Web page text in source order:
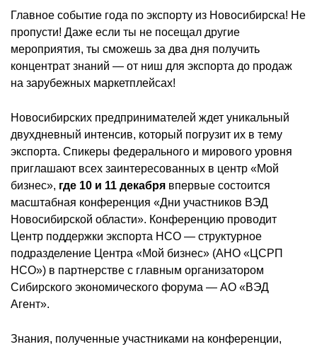
Главное событие года по экспорту из Новосибирска! Не
пропусти! Даже если ты не посещал другие
мероприятия, ты сможешь за два дня получить
концентрат знаний — от ниш для экспорта до продаж
на зарубежных маркетплейсах!
Новосибирских предпринимателей ждет уникальный
двухдневный интенсив, который погрузит их в тему
экспорта. Спикеры федерального и мирового уровня
приглашают всех заинтересованных в центр «Мой
бизнес», где 10 и 11 декабря впервые состоится
масштабная конференция «Дни участников ВЭД
Новосибирской области». Конференцию проводит
Центр поддержки экспорта НСО — структурное
подразделение Центра «Мой бизнес» (АНО «ЦСРП
НСО») в партнерстве с главным организатором
Сибирского экономического форума — АО «ВЭД
Агент».
Знания, полученные участниками на конференции,